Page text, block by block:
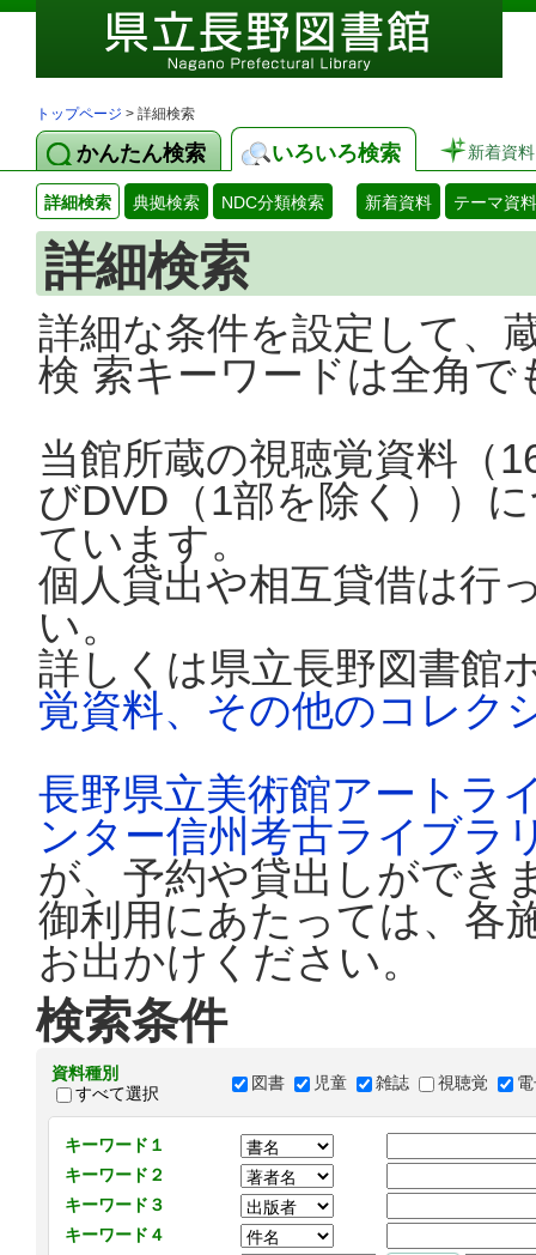
トップページ > 詳細検索
かんたん検索 いろいろ検索 新着資料
詳細検索 典拠検索 NDC分類検索 新着資料 テーマ資料
詳細検索
詳細な条件を設定して、
検 索キーワードは全角
当館所蔵の視聴覚資料（
びDVD（1部を除く））
ています。
個人貸出や相互貸借は行
い。
詳しくは県立長野図書館
覚資料、その他のコレク
長野県立美術館アートラ
ンター信州考古ライブラ
が、予約や貸出しができ
御利用にあたっては、各
お出かけください。
検索条件
資料種別
すべて選択
図書 児童 雑誌 視聴覚
キーワード１
キーワード２
キーワード３
キーワード４